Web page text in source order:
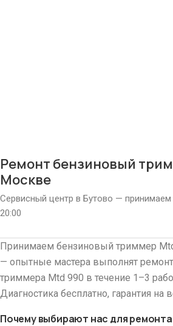
Ремонт бензиновый
Москве
Сервисный центр в Бутово —
20:00
Принимаем бензиновый триммер
— опытные мастера выполнят
триммера Mtd 990 в течение 1–3
Диагностика бесплатно, гарантия на
Почему выбирают нас для